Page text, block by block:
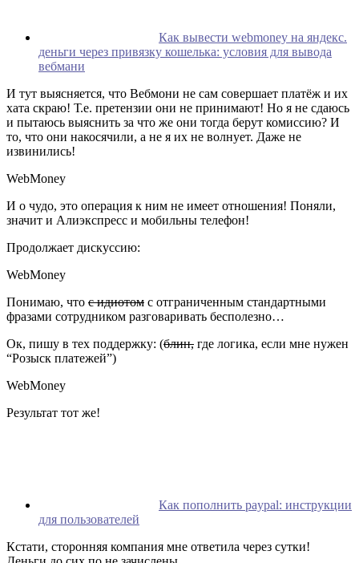
Как вывести webmoney на яндекс.
деньги через привязку кошелька: условия для вывода
вебмани
И тут выясняется, что Вебмони не сам совершает платёж и их
хата скраю! Т.е. претензии они не принимают! Но я не сдаюсь
и пытаюсь выяснить за что же они тогда берут комиссию? И
то, что они накосячили, а не я их не волнует. Даже не
извинились!
WebMoney
И о чудо, это операция к ним не имеет отношения! Поняли,
значит и Алиэкспресс и мобильны телефон!
Продолжает дискуссию:
WebMoney
Понимаю, что с идиотом с отграниченным стандартными
фразами сотрудником разговаривать бесполезно…
Ок, пишу в тех поддержку: (блин, где логика, если мне нужен
“Розыск платежей”)
WebMoney
Результат тот же!
Как пополнить paypal: инструкции
для пользователей
Кстати, сторонняя компания мне ответила через сутки!